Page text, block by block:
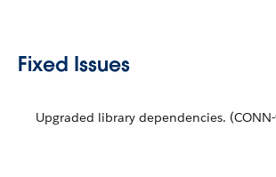
Fixed Issues
Upgraded library dependencies.